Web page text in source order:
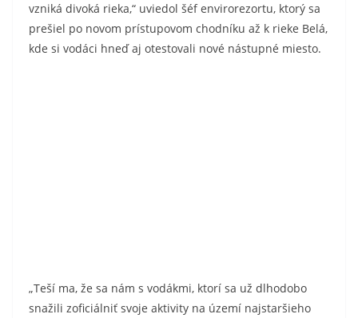
vzniká divoká rieka,“ uviedol šéf envirorezortu, ktorý sa
prešiel po novom prístupovom chodníku až k rieke Belá,
kde si vodáci hneď aj otestovali nové nástupné miesto.
„Teší ma, že sa nám s vodákmi, ktorí sa už dlhodobo
snažili zoficiálniť svoje aktivity na území najstaršieho